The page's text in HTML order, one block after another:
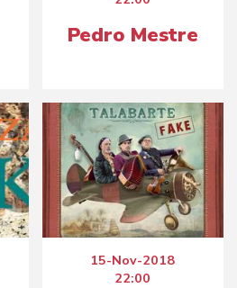
Pedro Mestre
15-Nov-2018
22:00